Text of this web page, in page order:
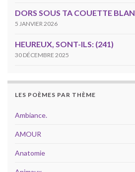
DORS SOUS TA COUETTE
5 JANVIER 2026
HEUREUX, SONT-ILS: (241)
30 DÉCEMBRE 2025
LES POÈMES PAR THÈME
Ambiance.
AMOUR
Anatomie